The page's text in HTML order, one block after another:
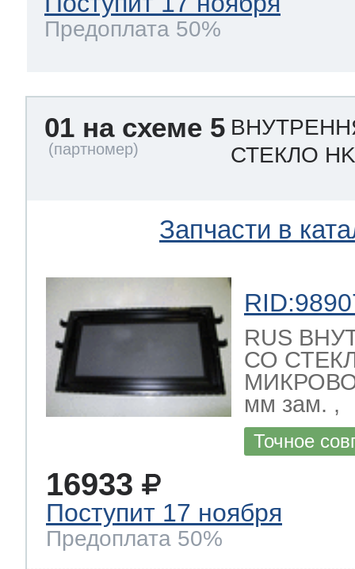
Предоплата 50%
01 на схеме 5
СТЕКЛО
Запчасти в
RUS
СО
мм зам. ,
Точное
16933
Поступит 17 ноября
Предоплата 50%